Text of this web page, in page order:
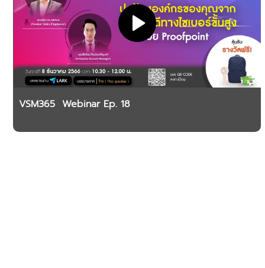
VSM365 Webinar Ep. 18